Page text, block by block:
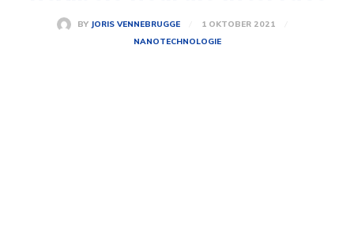
BY JORIS VENNEBRUGGE
1 OKTOBER 2021
NANOTECHNOLOGIE